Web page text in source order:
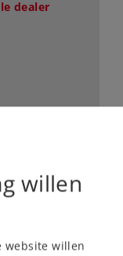
dealer
willen
website willen